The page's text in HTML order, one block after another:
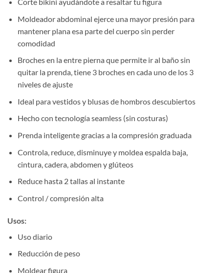
Moldeador abdominal ejerce una mayor presión para
mantener plana esa parte del cuerpo sin perder
comodidad
Broches en la entre pierna que permite ir al baño sin
quitar la prenda, tiene 3 broches en cada uno de los 3
niveles de ajuste
Ideal para vestidos y blusas de hombros descubiertos
Hecho con tecnología seamless (sin costuras)
Prenda inteligente gracias a la compresión graduada
Controla, reduce, disminuye y moldea espalda baja,
cintura, cadera, abdomen y glúteos
Reduce hasta 2 tallas al instante
Control / compresión alta
Usos:
Uso diario
Reducción de peso
Moldear figura